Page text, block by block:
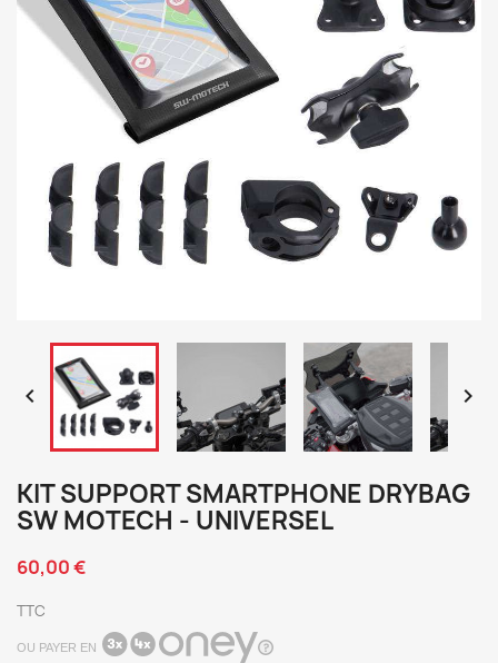
 
KIT SUPPORT SMARTPHONE DRYBAG
SW MOTECH - UNIVERSEL
60,00 €
TTC
OU PAYER EN